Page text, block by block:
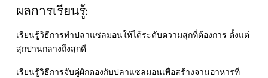
ผลการเรียนรู้:
เรียนรู้วิธีการทำปลาแซลมอนให้ได้ระดับความสุกที่ต้องการ ตั้งแต่
สุกปานกลางถึงสุกดี
เรียนรู้วิธีการจับคู่ผักดองกับปลาแซลมอนเพื่อสร้างจานอาหารที่